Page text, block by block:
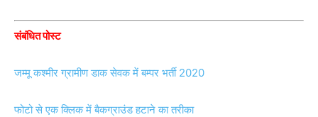
संबंधित पोस्ट
जम्मू कश्मीर ग्रामीण डाक सेवक में बम्पर भर्ती 2020
फोटो से एक क्लिक में बैकग्राउंड हटाने का तरीका